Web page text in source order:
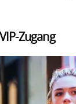
Zugang